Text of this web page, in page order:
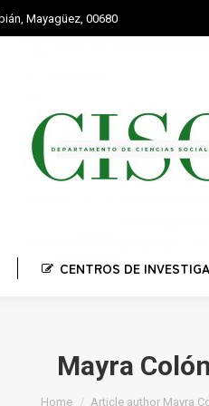
Mayagüez, 00680
CENTROS DE
Mayra Colón
Home Article author Mayra
CENTROS DE